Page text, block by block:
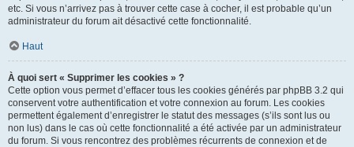
etc. Si vous n’arrivez pas à trouver cette case à cocher, il est probable qu’un
administrateur du forum ait désactivé cette fonctionnalité.
Haut
À quoi sert « Supprimer les cookies » ?
Cette option vous permet d’effacer tous les cookies générés par phpBB 3.2 qui
conservent votre authentification et votre connexion au forum. Les cookies
permettent également d’enregistrer le statut des messages (s’ils sont lus ou
non lus) dans le cas où cette fonctionnalité a été activée par un administrateur
du forum. Si vous rencontrez des problèmes récurrents de connexion et de